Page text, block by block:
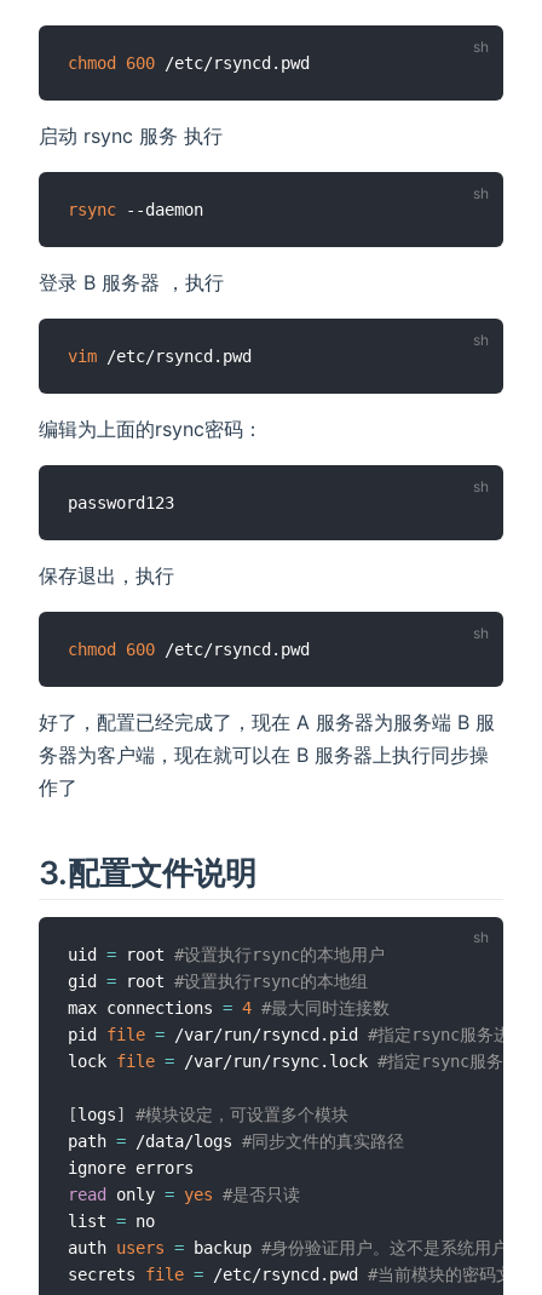
chmod 600
启动 rsync 服务 执行
rsync
登录 B 服务器 ，执行
vim
编辑为上面的rsync密码：
保存退出，执行
chmod 600
好了，配置已经完成了，现在 A 服务器为服务端 B 服
务器为客户端，现在就可以在 B 服务器上执行同步操
作了
3.配置文件说明
uid = root #设置执行rsync的本地用户
gid = root #设置执行rsync的本地组
max connections = 4 #最大同时连接数
pid file = /var/run/rsyncd.pid #指定rsync服务进
lock file = /var/run/rsync.lock #指定rsync服务
[logs]
#模块设定，可设置多个模块
path = /data/logs #同步文件的真实路径
read only = yes #是否只读
list = no
auth users = backup #身份验证用户。这不是系统用户，
secrets file = /etc/rsyncd.pwd #当前模块的密码文件